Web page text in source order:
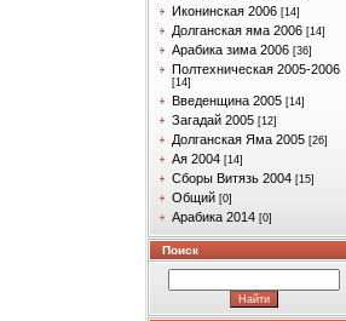
Иконинская 2006 [14]
Долганская яма 2006 [14]
Арабика зима 2006 [36]
Полтехническая 2005-2006
[14]
Введенщина 2005 [14]
Загадай 2005 [12]
Долганская Яма 2005 [26]
Ая 2004 [14]
Сборы Витязь 2004 [15]
Общий [0]
Арабика 2014 [0]
Поиск